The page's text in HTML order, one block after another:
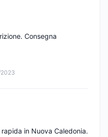
Consegna
in Nuova Caledonia.